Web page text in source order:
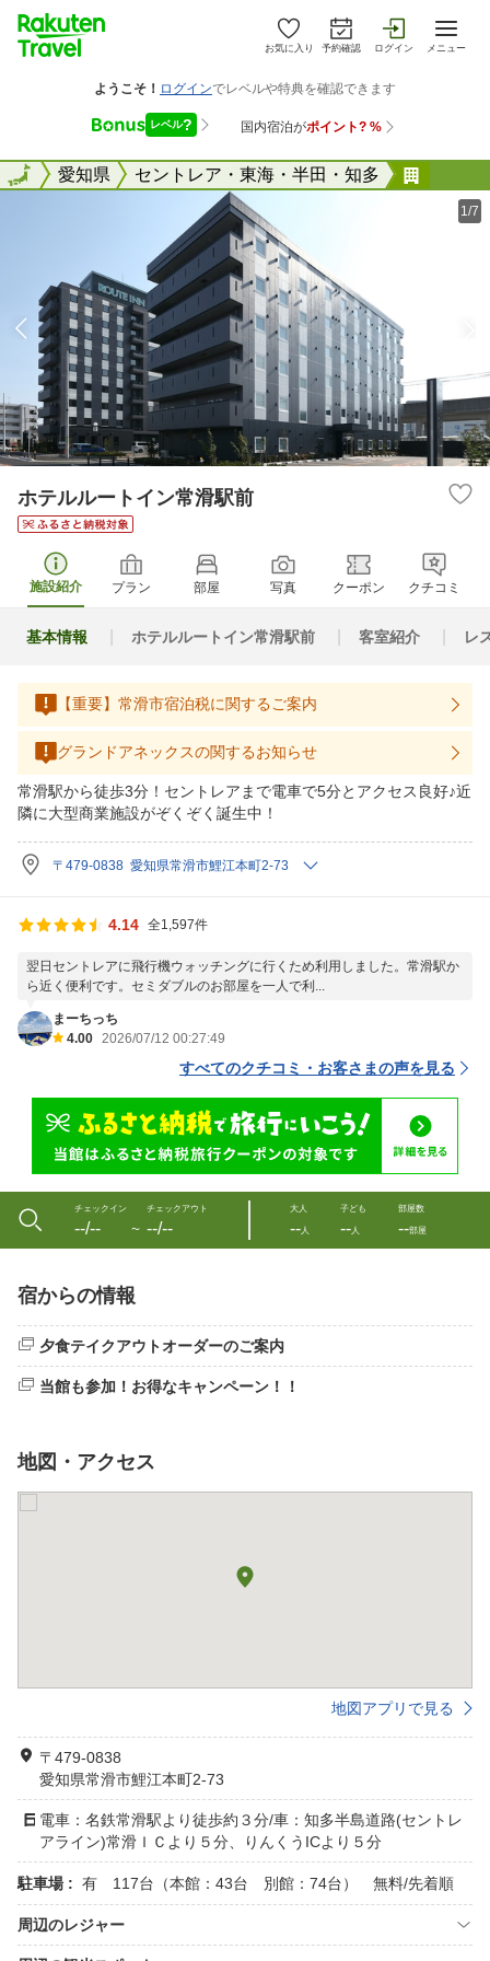
お気に入り 予約確認 ログイン メニュー
全国愛知県 セントレア・東海・半田・知多
全国
1/7
ホテルルートイン常滑駅前
施設紹介 プラン 部屋 写真 クーポン クチコミ
基本情報 ホテルルートイン常滑駅前 客室紹介 レ
【重要】常滑市宿泊税に関するご案内
グランドアネックスの関するお知らせ
常滑駅から徒歩3分！セントレアまで電車で5分とアクセス良好♪近
隣に大型商業施設がぞくぞく誕生中！
〒479-0838 愛知県常滑市鯉江本町2-73
4.14 全1,597件
翌日セントレアに飛行機ウォッチングに行くため利用しました。常滑駅か
ら近く便利です。セミダブルのお部屋を一人で利...
まーちっち
4.00 2026/07/12 00:27:49
すべてのクチコミ・お客さまの声を見る
チェックイン
--/-- 〜
チェックアウト
--/--
大人
--人
子ども
--人
部屋数
--部屋
宿からの情報
夕食テイクアウトオーダーのご案内
当館も参加！お得なキャンペーン！！
地図・アクセス
地図アプリで見る
〒479-0838
愛知県常滑市鯉江本町2-73
電車：名鉄常滑駅より徒歩約３分/車：知多半島道路(セントレ
アライン)常滑ＩＣより５分、りんくうICより５分
駐車場 : 有 117台（本館：43台 別館：74台） 無料/先着順
周辺のレジャー